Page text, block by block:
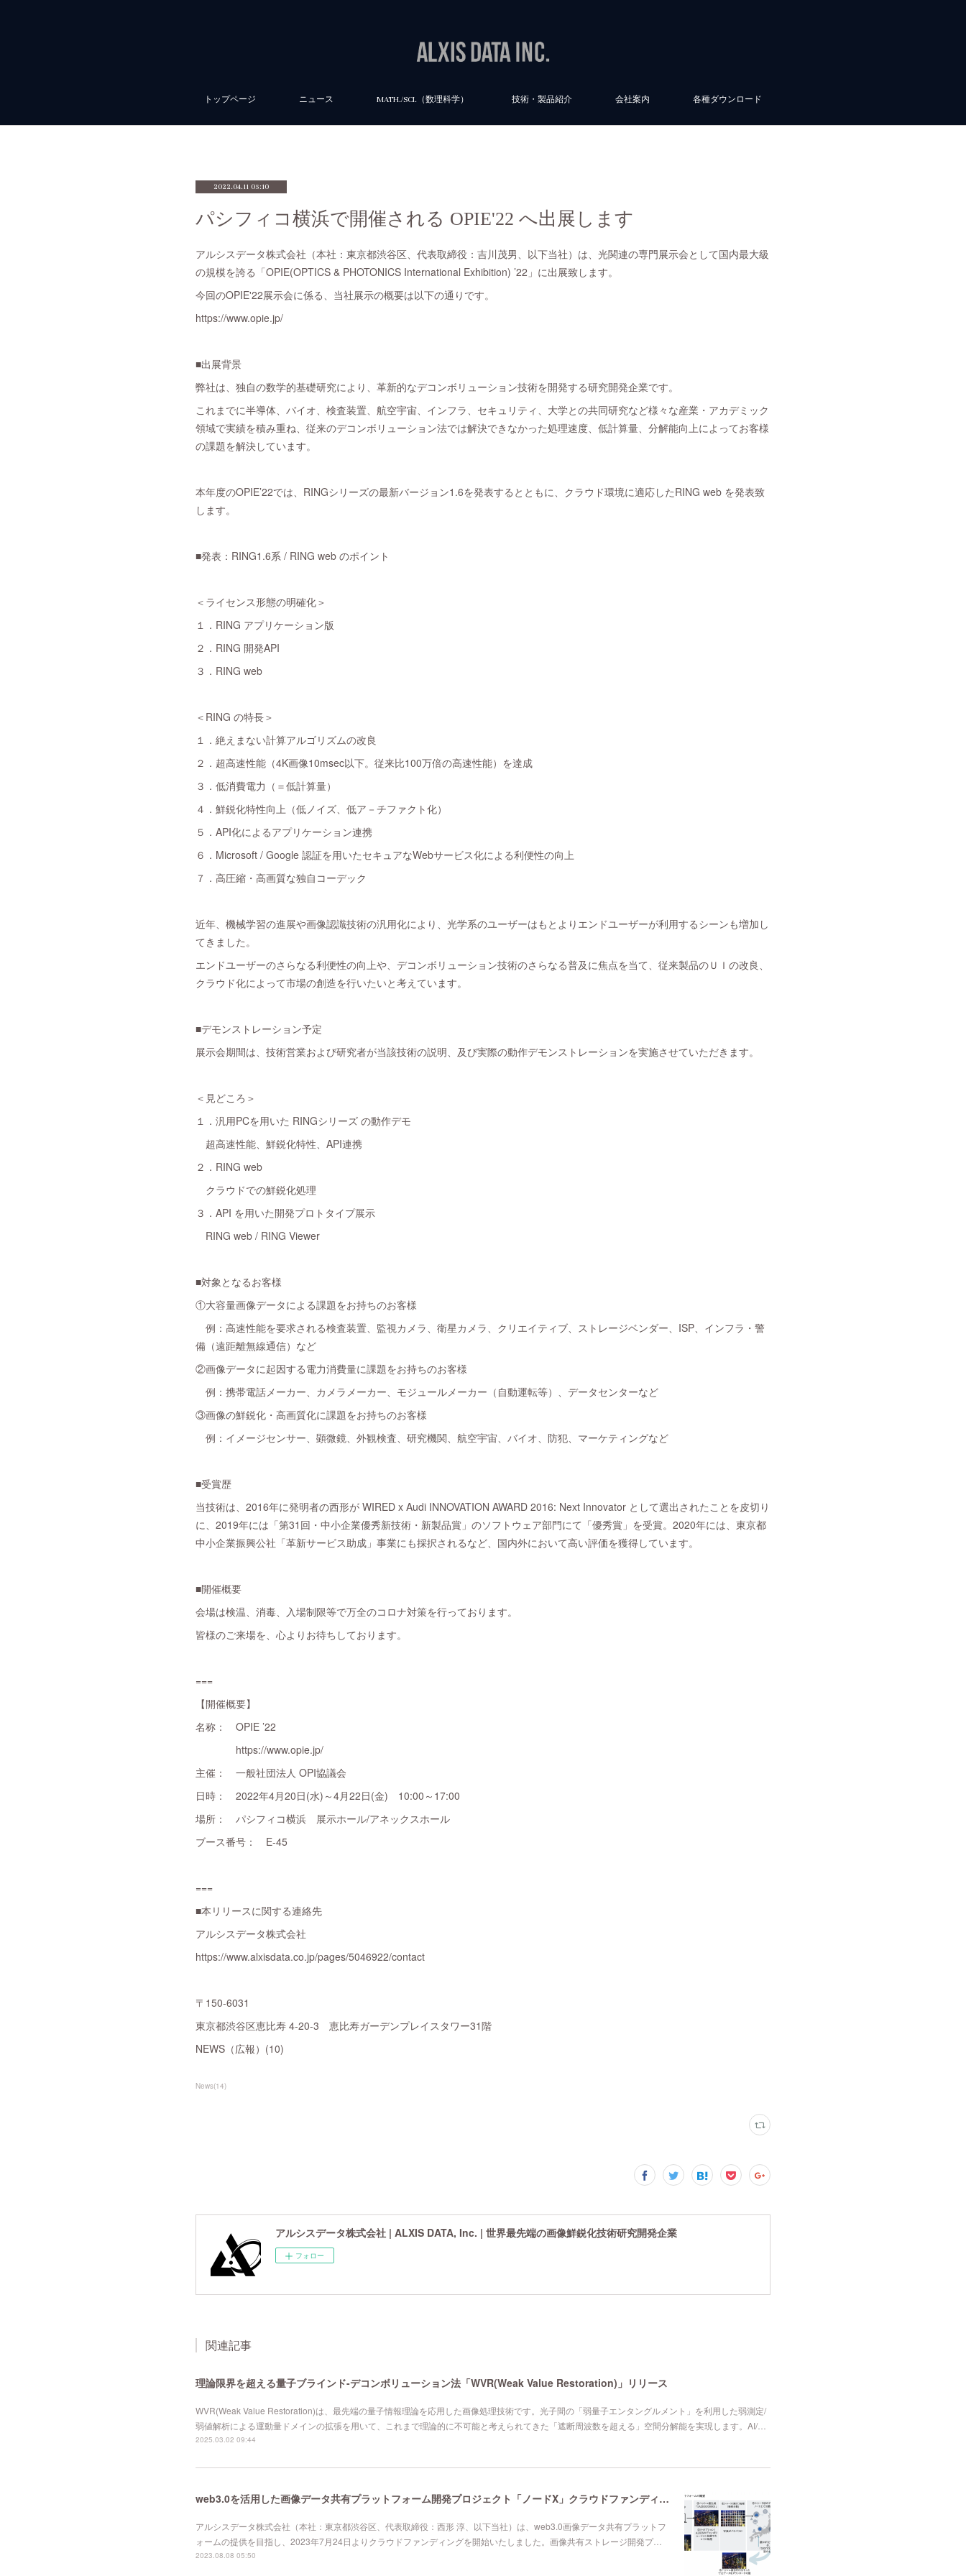
トップページ ニュース MATH./SCI.（数理科学） 技術・製品紹介 会社案内 各種ダウンロード
2022.04.11 05:10
パシフィコ横浜で開催される OPIE'22 へ出展します
アルシスデータ株式会社（本社：東京都渋谷区、代表取締役：吉川茂男、以下当社）は、光関連の専門展示会として国内最大級
の規模を誇る「OPIE(OPTICS & PHOTONICS International Exhibition) ’22」に出展致します。
今回のOPIE'22展示会に係る、当社展示の概要は以下の通りです。
https://www.opie.jp/
■出展背景
弊社は、独自の数学的基礎研究により、革新的なデコンボリューション技術を開発する研究開発企業です。
これまでに半導体、バイオ、検査装置、航空宇宙、インフラ、セキュリティ、大学との共同研究など様々な産業・アカデミック
領域で実績を積み重ね、従来のデコンボリューション法では解決できなかった処理速度、低計算量、分解能向上によってお客様
の課題を解決しています。
本年度のOPIE’22では、RINGシリーズの最新バージョン1.6を発表するとともに、クラウド環境に適応したRING web を発表致
します。
■発表：RING1.6系 / RING web のポイント
＜ライセンス形態の明確化＞
１．RING アプリケーション版
２．RING 開発API
３．RING web
＜RING の特長＞
１．絶えまない計算アルゴリズムの改良
２．超高速性能（4K画像10msec以下。従来比100万倍の高速性能）を達成
３．低消費電力（＝低計算量）
４．鮮鋭化特性向上（低ノイズ、低ア－チファクト化）
５．API化によるアプリケーション連携
６．Microsoft / Google 認証を用いたセキュアなWebサービス化による利便性の向上
７．高圧縮・高画質な独自コーデック
近年、機械学習の進展や画像認識技術の汎用化により、光学系のユーザーはもとよりエンドユーザーが利用するシーンも増加し
てきました。
エンドユーザーのさらなる利便性の向上や、デコンボリューション技術のさらなる普及に焦点を当て、従来製品のＵＩの改良、
クラウド化によって市場の創造を行いたいと考えています。
■デモンストレーション予定
展示会期間は、技術営業および研究者が当該技術の説明、及び実際の動作デモンストレーションを実施させていただきます。
＜見どころ＞
１．汎用PCを用いた RINGシリーズ の動作デモ
超高速性能、鮮鋭化特性、API連携
２．RING web
クラウドでの鮮鋭化処理
３．API を用いた開発プロトタイプ展示
RING web / RING Viewer
■対象となるお客様
①大容量画像データによる課題をお持ちのお客様
例：高速性能を要求される検査装置、監視カメラ、衛星カメラ、クリエイティブ、ストレージベンダー、ISP、インフラ・警
備（遠距離無線通信）など
②画像データに起因する電力消費量に課題をお持ちのお客様
例：携帯電話メーカー、カメラメーカー、モジュールメーカー（自動運転等）、データセンターなど
③画像の鮮鋭化・高画質化に課題をお持ちのお客様
例：イメージセンサー、顕微鏡、外観検査、研究機関、航空宇宙、バイオ、防犯、マーケティングなど
■受賞歴
当技術は、2016年に発明者の西形が WIRED x Audi INNOVATION AWARD 2016: Next Innovator として選出されたことを皮切り
に、2019年には「第31回・中小企業優秀新技術・新製品賞」のソフトウェア部門にて「優秀賞」を受賞。2020年には、東京都
中小企業振興公社「革新サービス助成」事業にも採択されるなど、国内外において高い評価を獲得しています。
■開催概要
会場は検温、消毒、入場制限等で万全のコロナ対策を行っております。
皆様のご来場を、心よりお待ちしております。
===
【開催概要】
名称： OPIE ’22
https://www.opie.jp/
主催： 一般社団法人 OPI協議会
日時： 2022年4月20日(水)～4月22日(金) 10:00～17:00
場所： パシフィコ横浜 展示ホール/アネックスホール
ブース番号： E-45
===
■本リリースに関する連絡先
アルシスデータ株式会社
https://www.alxisdata.co.jp/pages/5046922/contact
〒150-6031
東京都渋谷区恵比寿 4-20-3 恵比寿ガーデンプレイスタワー31階
NEWS（広報）(10)
News(14)
アルシスデータ株式会社 | ALXIS DATA, Inc. | 世界最先端の画像鮮鋭化技術研究開発企業
フォロー
関連記事
理論限界を超える量子ブラインド-デコンボリューション法「WVR(Weak Value Restoration)」リリース
WVR(Weak Value Restoration)は、最先端の量子情報理論を応用した画像処理技術です。光子間の「弱量子エンタングルメント」を利用した弱測定/
弱値解析による運動量ドメインの拡張を用いて、これまで理論的に不可能と考えられてきた「遮断周波数を超える」空間分解能を実現します。AI/…
2025.03.02 09:44
web3.0を活用した画像データ共有プラットフォーム開発プロジェクト「ノードX」クラウドファンディングを開始しました
アルシスデータ株式会社（本社：東京都渋谷区、代表取締役：西形 淳、以下当社）は、web3.0画像データ共有プラットフ
ォームの提供を目指し、2023年7月24日よりクラウドファンディングを開始いたしました。画像共有ストレージ開発プ…
2023.08.08 05:50